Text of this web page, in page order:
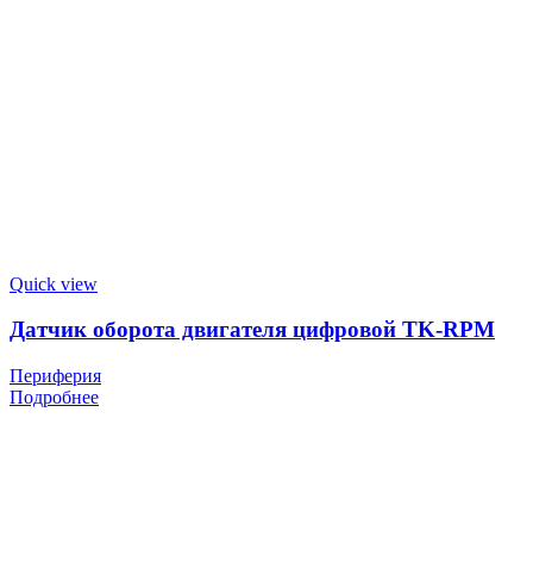
Quick view
Датчик оборота двигателя цифровой TK-RPM
Периферия
Подробнее